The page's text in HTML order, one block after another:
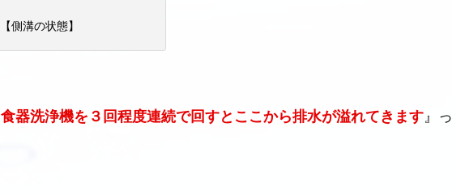
【側溝の状態】
食器洗浄機を３回程度連続で回すとここから排水が溢れてきます 』っ